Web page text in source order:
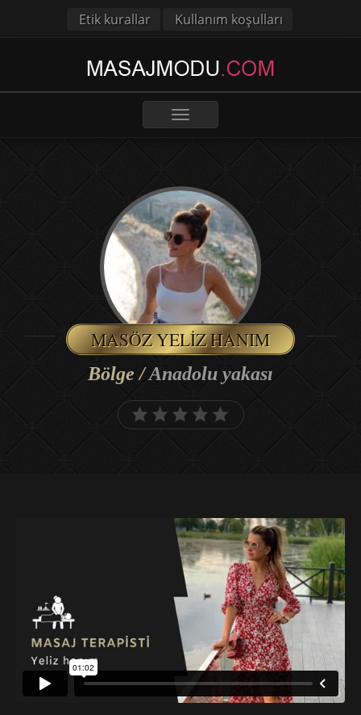
Etik kurallar Kullanım koşulları
Toggle
MASÖZ YELIZ HANIM
Bölge /Anadolu yakası